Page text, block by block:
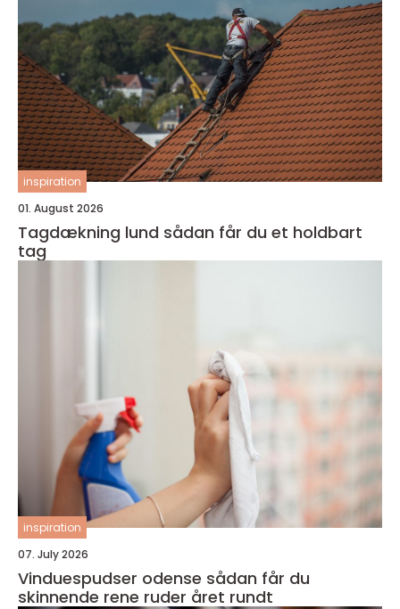
inspiration
01. August 2026
Tagdækning lund sådan får du et holdbart
tag
inspiration
07. July 2026
Vinduespudser odense sådan får du
skinnende rene ruder året rundt